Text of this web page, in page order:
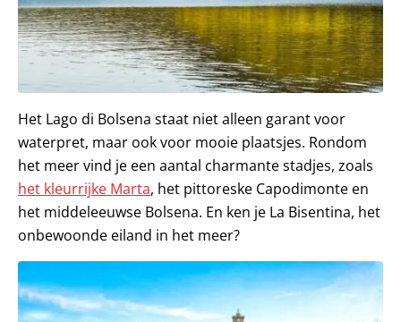
Het Lago di Bolsena staat niet alleen garant voor
waterpret, maar ook voor mooie plaatsjes. Rondom
het meer vind je een aantal charmante stadjes, zoals
het kleurrijke Marta, het pittoreske Capodimonte en
het middeleeuwse Bolsena. En ken je La Bisentina, het
onbewoonde eiland in het meer?